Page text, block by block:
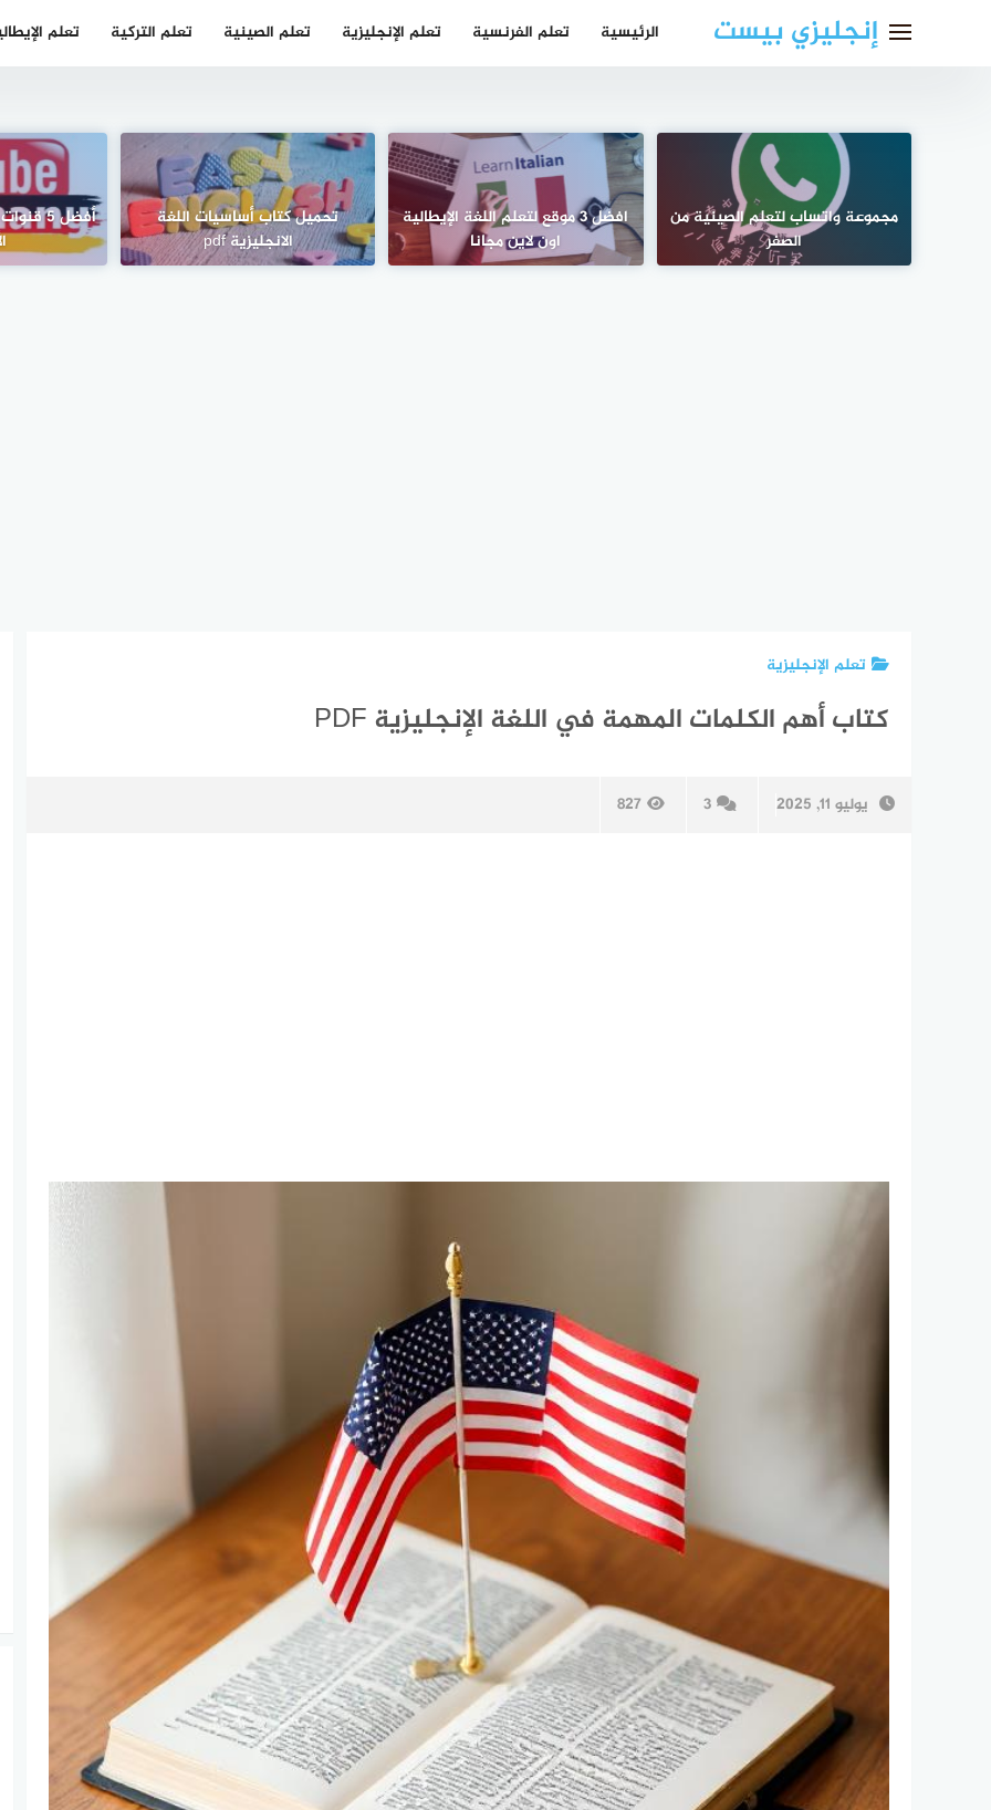
إنجليزي بيست الرئيسية تعلم الفرنسية تعلم الإنجليزية تعلم الصينية تعلم التركية تعلم
مجموعة واتساب لتعلم الصينية من
الصفر
افضل 3 موقع لتعلم اللغة الإيطالية
اون لاين مجانا
تحميل كتاب أساسيات اللغة
الانجليزية pdf
أفضل 5
تعلم الإنجليزية
كتاب أهم الكلمات المهمة في اللغة الإنجليزية PDF
يوليو 11, 2025 3
827